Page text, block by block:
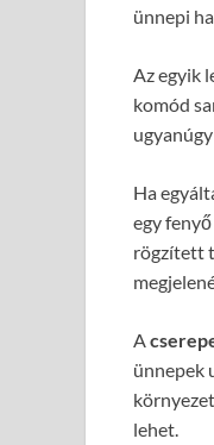
ünnepi
Az egyik
komód
Ha
egy
rögzített
A
ünnepek
lehet.